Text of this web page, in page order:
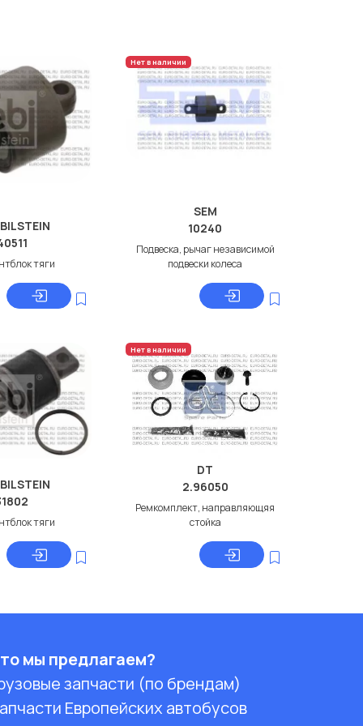
тяги
Нет в наличии
SEM
10240
Подвеска, рычаг независимой
подвески колеса
тяги
Нет в наличии
DT
2.96050
Ремкомплект, направляющяя
стойка
мы предлагаем?
запчасти (по брендам)
Европейских автобусов